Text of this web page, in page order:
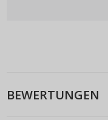
BEWERTUNGEN